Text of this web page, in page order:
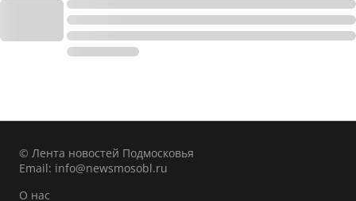
© Лента новостей Подмосковья
Email: info@newsmosobl.ru
О нас